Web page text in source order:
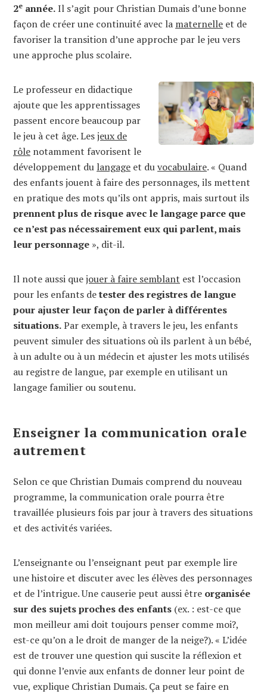
2e année.Il s’agit pour Christian Dumais d’une bonne
façon de créer une continuité avec la maternelle et de
favoriser la transition d’une approche par le jeu vers
une approche plus scolaire.
Le professeur en didactique
ajoute que les apprentissages
passent encore beaucoup par
le jeu à cet âge. Lesjeux de
rôle notamment favorisent le
développement du langage et duvocabulaire. « Quand
des enfants jouent à faire des personnages, ils mettent
en pratique des mots qu’ils ont appris, mais surtout ils
prennent plus de risque avec le langage parce que
ce n’est pas nécessairement eux qui parlent, mais
leur personnage », dit-il.
Il note aussi quejouer à faire semblant est l’occasion
pour les enfants detester des registres de langue
pour ajuster leur façon de parler à différentes
situations.Par exemple, à travers le jeu, les enfants
peuvent simuler des situations où ils parlent à un bébé,
à un adulte ou à un médecin et ajuster les mots utilisés
au registre de langue, par exemple en utilisant un
langage familier ou soutenu.
Enseigner la communication orale
autrement
Selon ce que Christian Dumais comprend du nouveau
programme, la communication orale pourra être
travaillée plusieurs fois par jour à travers des situations
et des activités variées.
L’enseignante ou l’enseignant peut par exemple lire
une histoire et discuter avec les élèves des personnages
et de l’intrigue. Une causerie peut aussi être organisée
sur des sujets proches des enfants (ex. : est-ce que
mon meilleur ami doit toujours penser comme moi?,
est-ce qu’on a le droit de manger de la neige?). « L’idée
est de trouver une question qui suscite la réflexion et
qui donne l’envie aux enfants de donner leur point de
vue, explique Christian Dumais. Ça peut se faire en